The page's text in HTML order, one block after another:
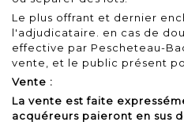
Le plus offrant et dernier
l'adjudicataire. en cas de
effective par Pescheteau-
vente, et le public présent
Vente :
La vente est faite
acquéreurs paieront en sus